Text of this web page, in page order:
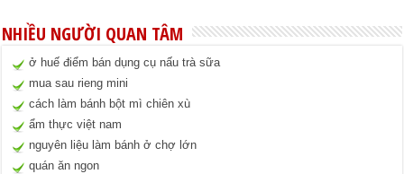
NHIỀU NGƯỜI QUAN TÂM
ở huế điểm bán dụng cụ nấu trà sữa
mua sau rieng mini
cách làm bánh bột mì chiên xù
ẩm thực việt nam
nguyên liệu làm bánh ở chợ lớn
quán ăn ngon